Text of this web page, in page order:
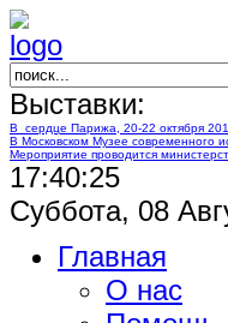
Выставки:
В сердце Парижа, 20-22 октября
В Московском Музее современного
Мероприятие проводится
17:40:26
Суббота, 08
Главная
О нас